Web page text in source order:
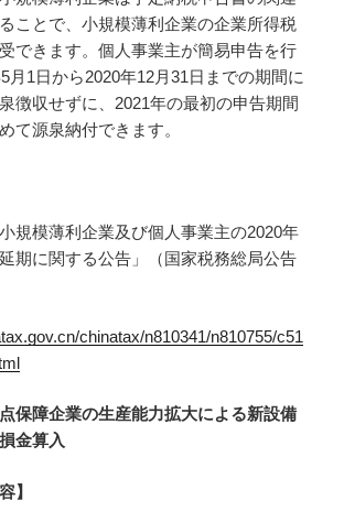
ことで、小規模薄利企業の企業所得税
できます。個人事業主が簡易申告を行
月1日から2020年12月31日までの期間に
徴収せずに、2021年の最初の申告期間
て源泉納付できます。
規模薄利企業及び個人事業主の2020年
期に関する公告」（国家税務総局公告
chinatax/n810341/n810755/c51
保障企業の生産能力拡大による新設備
金算入
】